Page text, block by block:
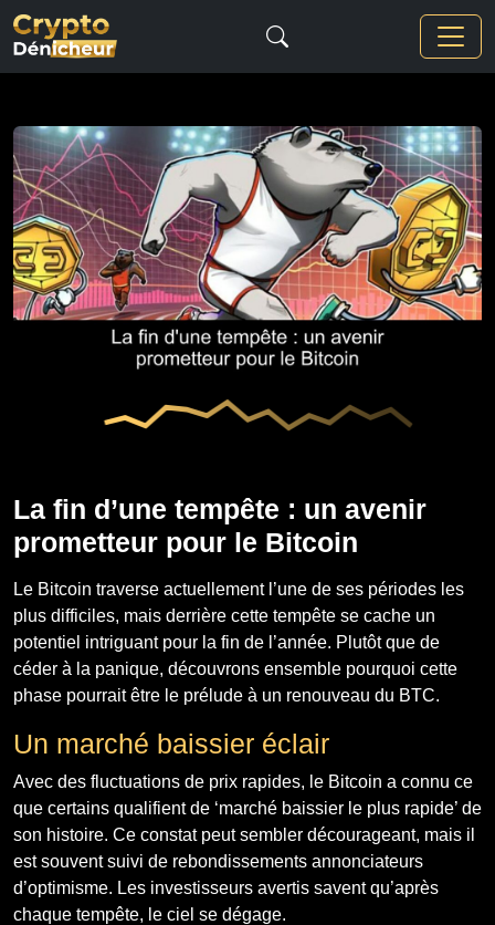
La fin d’une tempête : un avenir
prometteur pour le Bitcoin
Le Bitcoin traverse actuellement l’une de ses périodes les
plus difficiles, mais derrière cette tempête se cache un
potentiel intriguant pour la fin de l’année. Plutôt que de
céder à la panique, découvrons ensemble pourquoi cette
phase pourrait être le prélude à un renouveau du BTC.
Un marché baissier éclair
Avec des fluctuations de prix rapides, le Bitcoin a connu ce
que certains qualifient de ‘marché baissier le plus rapide’ de
son histoire. Ce constat peut sembler décourageant, mais il
est souvent suivi de rebondissements annonciateurs
d’optimisme. Les investisseurs avertis savent qu’après
chaque tempête, le ciel se dégage.